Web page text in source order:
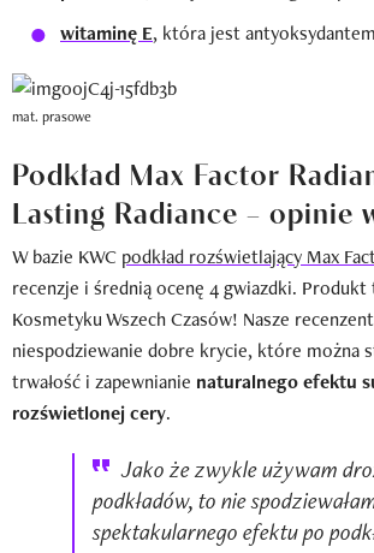
witaminę E, która jest
mat. prasowe
Podkład Max Factor
Lasting Radiance – opinie
W bazie KWC podkład rozświetlający Max
recenzje i średnią ocenę 4 gwiazdki. Produkt
Kosmetyku Wszech Czasów! Nasze
niespodziewanie dobre krycie, które można
trwałość i zapewnianie naturalnego efektu
rozświetlonej cery.
Jako że zwykle używam
podkładów, to nie
spektakularnego efektu po